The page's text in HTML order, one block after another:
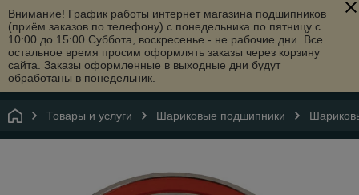
Внимание! График работы интернет магазина подшипников
(приём заказов по телефону) с понедельника по пятницу с
10:00 до 15:00 Суббота, воскресенье - не рабочие дни. Все
остальное время просим оформлять заказы через корзину
сайта. Заказы оформленные в выходные дни будут
обработаны в понедельник.
Товары и услуги Шариковые подшипники